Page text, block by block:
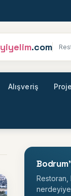
yiyelim.com
Alışveriş
Restoran,